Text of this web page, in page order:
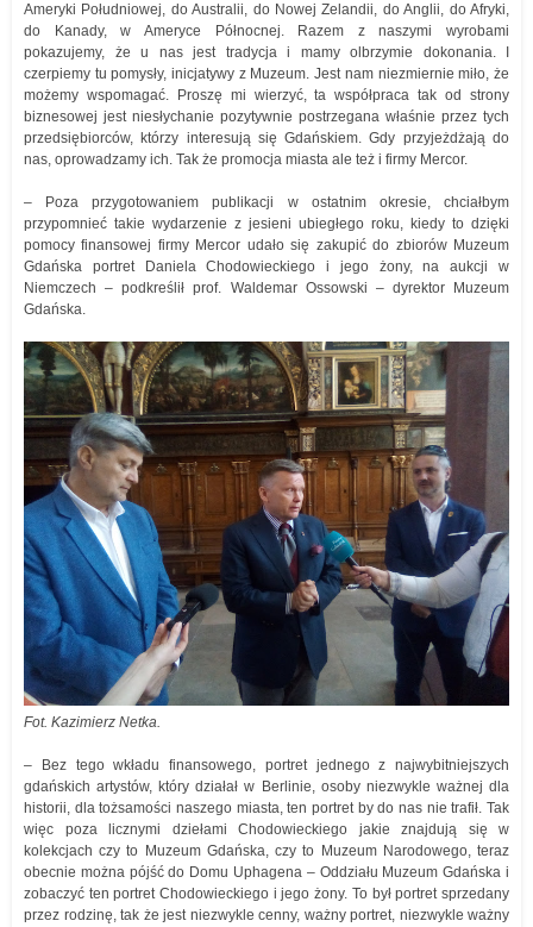
Ameryki Południowej, do Australii, do Nowej Zelandii, do Anglii, do Afryki,
do Kanady, w Ameryce Północnej. Razem z naszymi wyrobami
pokazujemy, że u nas jest tradycja i mamy olbrzymie dokonania. I
czerpiemy tu pomysły, inicjatywy z Muzeum. Jest nam niezmiernie miło, że
możemy wspomagać. Proszę mi wierzyć, ta współpraca tak od strony
biznesowej jest niesłychanie pozytywnie postrzegana właśnie przez tych
przedsiębiorców, którzy interesują się Gdańskiem. Gdy przyjeżdżają do
nas, oprowadzamy ich. Tak że promocja miasta ale też i firmy Mercor.
– Poza przygotowaniem publikacji w ostatnim okresie, chciałbym
przypomnieć takie wydarzenie z jesieni ubiegłego roku, kiedy to dzięki
pomocy finansowej firmy Mercor udało się zakupić do zbiorów Muzeum
Gdańska portret Daniela Chodowieckiego i jego żony, na aukcji w
Niemczech – podkreślił prof. Waldemar Ossowski – dyrektor Muzeum
Gdańska.
Fot. Kazimierz Netka.
– Bez tego wkładu finansowego, portret jednego z najwybitniejszych
gdańskich artystów, który działał w Berlinie, osoby niezwykle ważnej dla
historii, dla tożsamości naszego miasta, ten portret by do nas nie trafił. Tak
więc poza licznymi dziełami Chodowieckiego jakie znajdują się w
kolekcjach czy to Muzeum Gdańska, czy to Muzeum Narodowego, teraz
obecnie można pójść do Domu Uphagena – Oddziału Muzeum Gdańska i
zobaczyć ten portret Chodowieckiego i jego żony. To był portret sprzedany
przez rodzinę, tak że jest niezwykle cenny, ważny portret, niezwykle ważny